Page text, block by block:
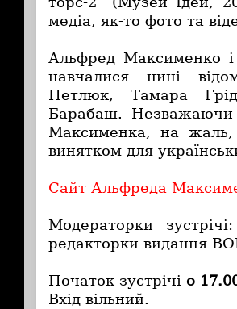
медіа, як-то фото та
Альфред Максименко
навчалися нині
Петлюк, Тамара
Барабаш. Незважаючи
Максименка, на жаль,
винятком для
Сайт Альфреда
Модераторки
редакторки видання
Початок зустрічі о
Вхід вільний.